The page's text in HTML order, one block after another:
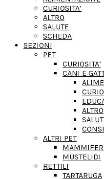
CURIOSITA’
ALTRO
SALUTE
SCHEDA
SEZIONI
PET
CURIOSITA’
CANI E
ALTRO
ALTRI PET
MUSTELIDI
RETTILI
TARTARUGA